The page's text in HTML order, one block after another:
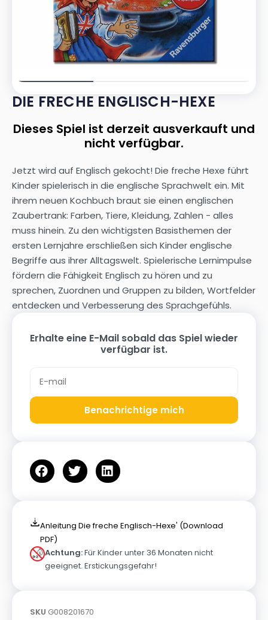
DIE FRECHE ENGLISCH-HEXE
Dieses Spiel ist derzeit ausverkauft und
nicht verfügbar.
Jetzt wird auf Englisch gekocht! Die freche Hexe führt
Kinder spielerisch in die englische Sprachwelt ein. Mit
ihrem neuen Kochbuch braut sie einen englischen
Zaubertrank: Farben, Tiere, Kleidung, Zahlen - alles
muss hinein. Zu den wichtigsten Basisthemen der
ersten Lernjahre erschließen sich Kinder englische
Begriffe aus ihrer Alltagswelt. Spielerische Lernimpulse
fördern die Fähigkeit Englisch zu hören und zu
sprechen, Zuordnen und Gruppen zu bilden, Wortfelder
entdecken und Verbesserung des Sprachgefühls.
Erhalte eine E-Mail sobald das Spiel wieder
verfügbar ist.
Benachrichtige mich
Anleitung Die freche Englisch-Hexe' (Download
PDF)
Achtung:Für Kinder unter 36 Monaten nicht
geeignet. Erstickungsgefahr!
SKU G008201670